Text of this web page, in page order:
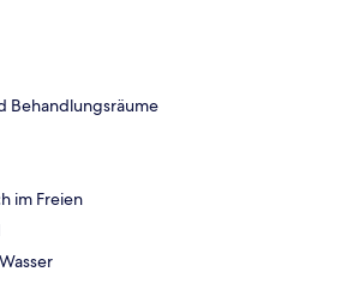
Behandlungsräume
im Freien